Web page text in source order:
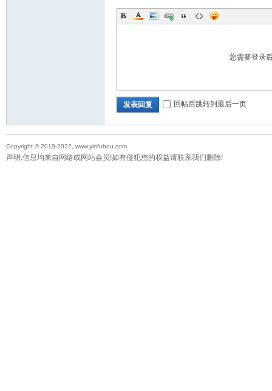
您需要登录
发表回复 回帖后跳转到最后一页
Copyright © 2019-2022, www.yinfuhou.com
声明:信息均来自网络或网站会员!如有侵犯您的权益请联系我们删除!